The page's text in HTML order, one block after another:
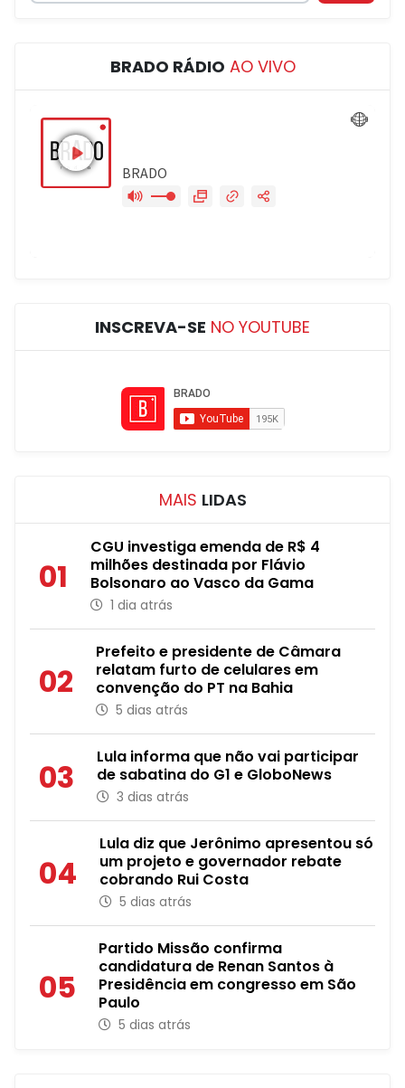
BRADO RÁDIO AO VIVO
INSCREVA-SE NO YOUTUBE
MAIS LIDAS
01
CGU investiga emenda de R$ 4
milhões destinada por Flávio
Bolsonaro ao Vasco da Gama
1 dia atrás
02
Prefeito e presidente de Câmara
relatam furto de celulares em
convenção do PT na Bahia
5 dias atrás
03
Lula informa que não vai participar
de sabatina do G1 e GloboNews
3 dias atrás
04
Lula diz que Jerônimo apresentou só
um projeto e governador rebate
cobrando Rui Costa
5 dias atrás
05
Partido Missão confirma
candidatura de Renan Santos à
Presidência em congresso em São
Paulo
5 dias atrás